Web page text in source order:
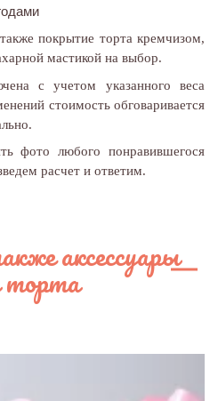
покрытие торта кремчизом,
мастикой на выбор.
с учетом указанного веса
стоимость обговаривается
фото любого понравившегося
расчет и ответим.
аксессуары